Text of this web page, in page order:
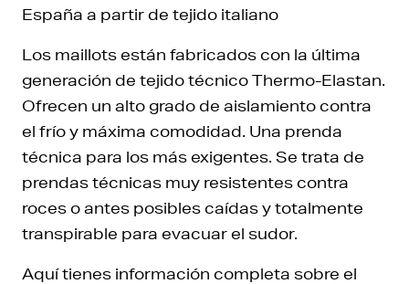
España a partir de tejido italiano
Los maillots están fabricados con la última
generación de tejido técnico Thermo-Elastan.
Ofrecen un alto grado de aislamiento contra
el frío y máxima comodidad. Una prenda
técnica para los más exigentes. Se trata de
prendas técnicas muy resistentes contra
roces o antes posibles caídas y totalmente
transpirable para evacuar el sudor.
Aquí tienes información completa sobre el